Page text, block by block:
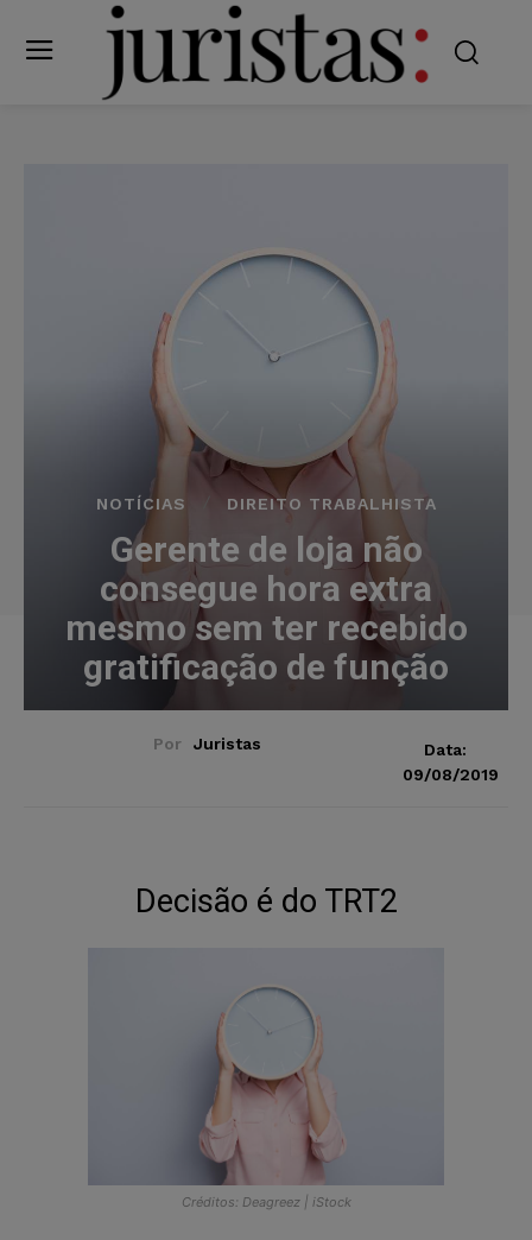
NOTÍCIAS DIREITO TRABALHISTA
Gerente de loja não
consegue hora extra
mesmo sem ter recebido
gratificação de função
Por Juristas
Data:
09/08/2019
Decisão é do TRT2
Créditos: Deagreez | iStock